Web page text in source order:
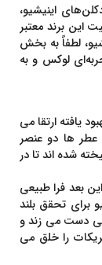
اینیشیو،
این برند معتبر
، لطفاً به بخش
لوکس و به
یافته ارتقا می
ها دو عنصر
شده اند تا در
بعد فرا طبیعی
برای تحقق بلند
دست می زند و
را خلق می